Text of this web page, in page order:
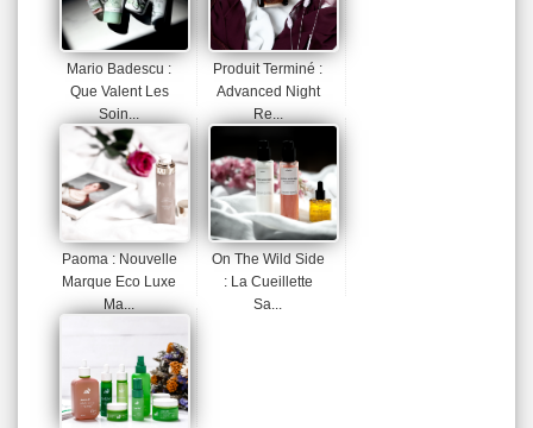
Mario Badescu :
Que Valent Les
Soin...
Produit Terminé :
Advanced Night
Re...
Paoma : Nouvelle
Marque Eco Luxe
Ma...
On The Wild Side
: La Cueillette
Sa...